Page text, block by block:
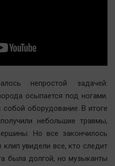
непростой задачей:
осыпается под ногами.
оборудование. В итоге
небольшие травмы,
Но все закончилось
увидели все, кто следит
была долгой, но музыканты